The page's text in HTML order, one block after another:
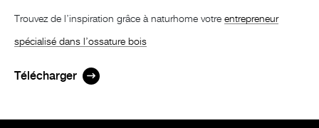
Trouvez de l’inspiration grâce à naturhome votre entrepreneur
spécialisé dans l’ossature bois
Télécharger